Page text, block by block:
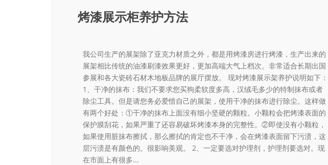
烤漆展示柜养护方法
我公司生产的展架除了亚克力材质之外，都是用烤漆房进行烤漆，生产出来的
展架相比传统的油漆刷漆效果更好，更加高端大气上档次。非常适合长期出国
参展和各大瓷砖石材木地板品牌的展厅摆放。 现对烤漆展示架养护说明如下：
1、干净的抹布：我们不要求您买狗柔软度多高，汉绒毛多少的特制抹布或者
除尘工具。但是请您务必爱惜自己的展架，使用干净的抹布进行除尘。这样做
有两个好处：①干净的抹布上面没有细小坚硬的颗粒。小颗粒会把烤漆表面的
保护膜刮花，如果严重了还容易破坏烤漆本身的完整性。②即使没有小颗粒，
如果使用脏抹布擦拭，那么擦拭的肯定也不干净，会在烤漆表面留下污渍，这
层污渍是有颜色的。很影响美观。 2、一定要选对护理剂，护理剂要选对。现
在市面上有很多...